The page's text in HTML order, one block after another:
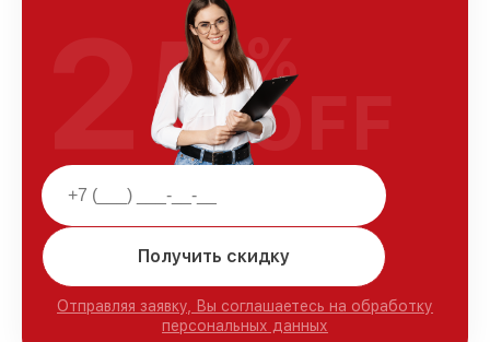
Получить скидку
Отправляя заявку, Вы соглашаетесь на обработку
персональных данных
25%
OFF